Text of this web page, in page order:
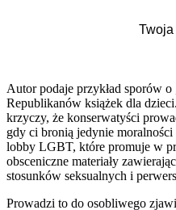
Autor podaje przykład sporów o
Republikanów książek dla
krzyczy, że konserwatyści
gdy ci bronią jedynie
lobby LGBT, które promuje w
obsceniczne materiały
stosunków seksualnych i
Prowadzi to do osobliwego